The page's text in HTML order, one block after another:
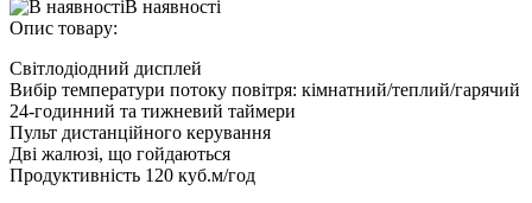
В наявності
Опис товару:
Світлодіодний дисплей
Вибір температури потоку повітря: кімнатний/теплий/гарячий
24-годинний та тижневий таймери
Пульт дистанційного керування
Дві жалюзі, що гойдаються
Продуктивність 120 куб.м/год